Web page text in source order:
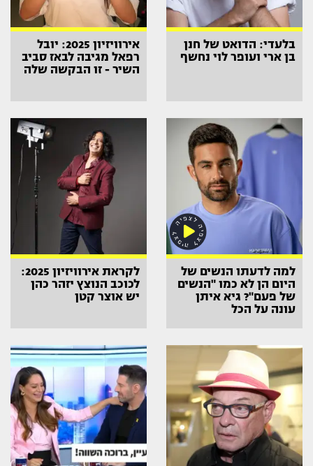
בלעדי: הדואט של חנן
בן ארי ועופר לוי נחשף
אירוויזיון 2025: יובל
רפאל מגיבה לבאז סביב
השיר - זו הבקשה שלה
למה לדעתו הנשים של
היום הן לא כמו "הנשים
של פעם"? גיא איתן
עונה על הכל
לקראת אירוויזיון 2025:
לכוכב הנוצץ יזהר כהן
יש אוצר קטן